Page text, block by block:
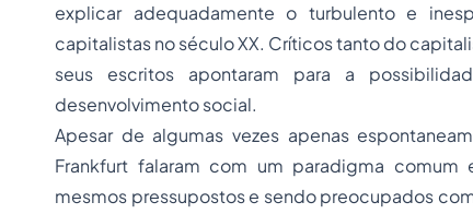
explicar adequadamente o turbulento e
capitalistas no século XX. Críticos tanto do
seus escritos apontaram para a
desenvolvimento social.
Apesar de algumas vezes apenas
Frankfurt falaram com um paradigma
mesmos pressupostos e sendo preocupados